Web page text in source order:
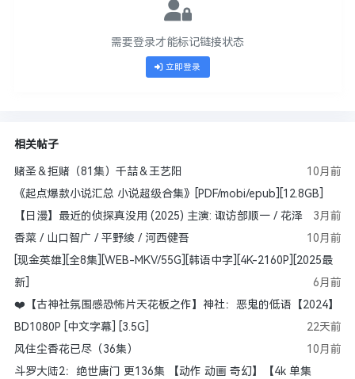
需要登录才能标记链接状态
立即登录
相关帖子
赌圣＆拒赌（81集）千喆＆王艺阳
10月前
《起点爆款小说汇总 小说超级合集》[PDF/mobi/epub][12.8GB]
3月前
【日漫】最近的侦探真没用 (2025) 主演: 诹访部顺一 / 花泽
香菜 / 山口智广 / 平野绫 / 河西健吾
10月前
[现金英雄][全8集][WEB-MKV/55G][韩语中字][4K-2160P][2025最
新]
6月前
❤️【古神社氛围感恐怖片天花板之作】神社：恶鬼的低语【2024】
BD1080P [中文字幕] [3.5G]
22天前
风住尘香花已尽（36集）
10月前
斗罗大陆2：绝世唐门 更136集 【动作 动画 奇幻】【4k 单集